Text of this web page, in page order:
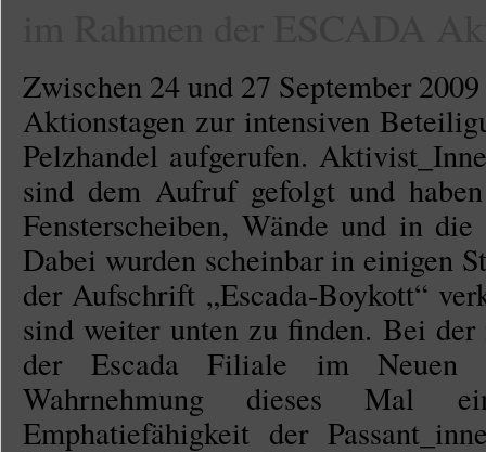
Zwischen 24 und 27 September
Aktionstagen zur intensiven
Pelzhandel aufgerufen.
sind dem Aufruf gefolgt und
Fensterscheiben, Wände und in
Dabei wurden scheinbar in einigen
der Aufschrift „Escada-Boykott“
sind weiter unten zu finden. Bei
der Escada Filiale im Neuen
Wahrnehmung dieses Mal
Emphatiefähigkeit der